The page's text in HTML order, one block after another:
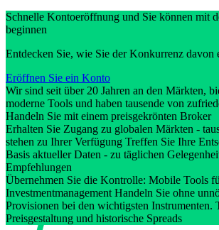
Schnelle Kontoeröffnung und Sie können mit
beginnen
Entdecken Sie, wie Sie der Konkurrenz davon
Eröffnen Sie ein Konto
Wir sind seit über 20 Jahren an den Märkten,
moderne Tools und haben tausende von
Handeln Sie mit einem preisgekrönten Broker
Erhalten Sie Zugang zu globalen Märkten -
stehen zu Ihrer Verfügung Treffen Sie Ihre
Basis aktueller Daten - zu täglichen
Empfehlungen
Übernehmen Sie die Kontrolle: Mobile Tools
Investmentmanagement Handeln Sie ohne
Provisionen bei den wichtigsten Instrumenten.
Preisgestaltung und historische Spreads